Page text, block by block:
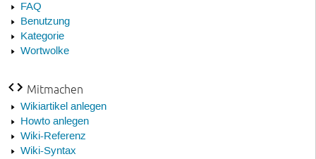
FAQ
Benutzung
Kategorie
Wortwolke
Mitmachen
Wikiartikel anlegen
Howto anlegen
Wiki-Referenz
Wiki-Syntax